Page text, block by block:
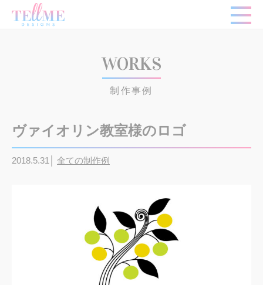
WORKS
制作事例
ヴァイオリン教室様のロゴ
2018.5.31│ 全ての制作例